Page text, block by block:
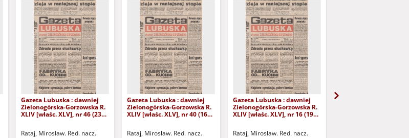
Gazeta Lubuska : dawniej
Zielonogórska-Gorzowska R.
XLIV [właśc. XLV], nr 46 (23
Rataj, Mirosław. Red. nacz.
Gazeta Lubuska : dawniej
Zielonogórska-Gorzowska R.
XLIV [właśc. XLV], nr 40 (16
Rataj, Mirosław. Red. nacz.
Gazeta Lubuska : dawniej
Zielonogórska-Gorzowska R.
XLIV [właśc. XLV], nr 16 (19
Rataj, Mirosław. Red. nacz.